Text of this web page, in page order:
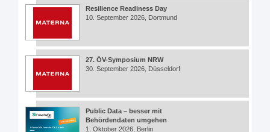
Resilience Readiness Day
10. September 2026, Dortmund
27. ÖV-Symposium NRW
30. September 2026, Düsseldorf
Public Data – besser mit
Behördendaten umgehen
1. Oktober 2026, Berlin